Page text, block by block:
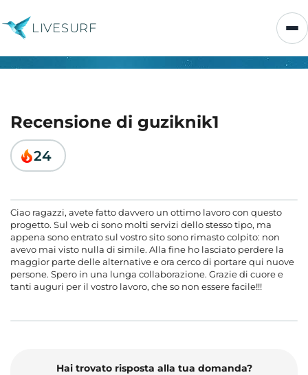
LIVESURF
Recensione di guziknik1
24
Ciao ragazzi, avete fatto davvero un ottimo lavoro con questo
progetto. Sul web ci sono molti servizi dello stesso tipo, ma
appena sono entrato sul vostro sito sono rimasto colpito: non
avevo mai visto nulla di simile. Alla fine ho lasciato perdere la
maggior parte delle alternative e ora cerco di portare qui nuove
persone. Spero in una lunga collaborazione. Grazie di cuore e
tanti auguri per il vostro lavoro, che so non essere facile!!!
Hai trovato risposta alla tua domanda?